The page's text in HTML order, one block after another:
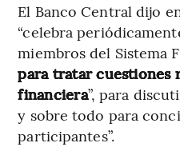
El Banco Central dijo
“celebra
miembros del Sistema
para tratar cuestiones
financiera”, para
y sobre todo para
participantes”.